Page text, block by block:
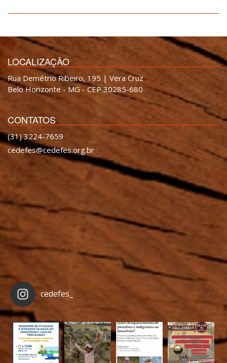
LOCALIZAÇÃO
Rua Demétrio Ribeiro, 195 | Vera Cruz
Belo Horizonte - MG - CEP 30285-680
CONTATOS
(31) 3224-7659
cedefes@cedefes.org.br
cedefes_